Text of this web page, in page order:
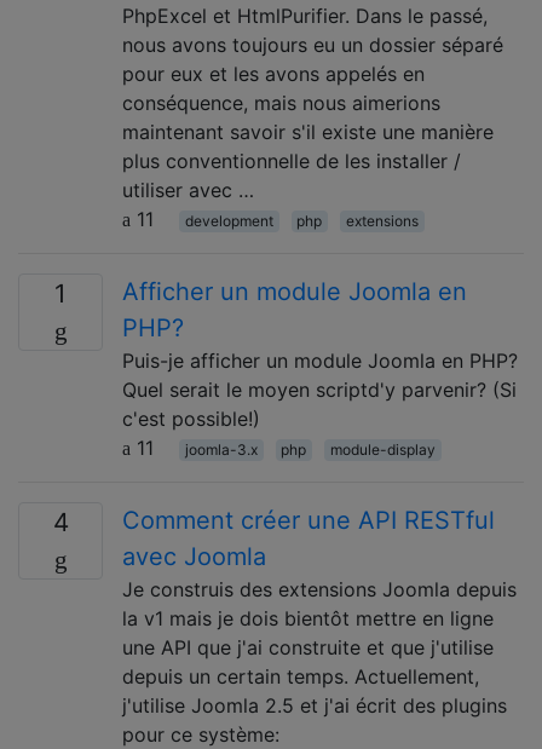
PhpExcel et HtmlPurifier. Dans le passé,
nous avons toujours eu un dossier séparé
pour eux et les avons appelés en
conséquence, mais nous aimerions
maintenant savoir s'il existe une manière
plus conventionnelle de les installer /
utiliser avec …
11
development php extensions
1
Afficher un module Joomla en
PHP?
Puis-je afficher un module Joomla en PHP?
Quel serait le moyen scriptd'y parvenir? (Si
c'est possible!)
11
joomla-3.x php module-display
4
Comment créer une API RESTful
avec Joomla
Je construis des extensions Joomla depuis
la v1 mais je dois bientôt mettre en ligne
une API que j'ai construite et que j'utilise
depuis un certain temps. Actuellement,
j'utilise Joomla 2.5 et j'ai écrit des plugins
pour ce système: